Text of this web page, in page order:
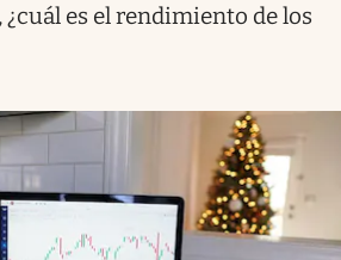
¿cuál es el rendimiento de los